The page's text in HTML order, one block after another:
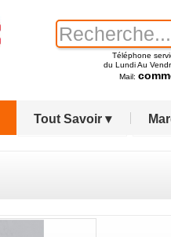
Téléphone
du Lundi Au
Mail:
Tout Savoir ▾